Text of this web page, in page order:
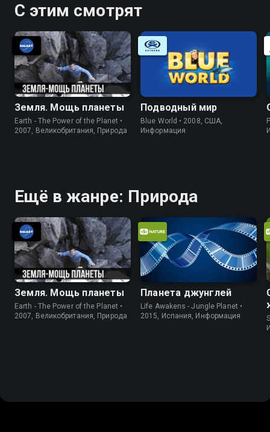
С этим смотрят
Земля. Мощь планеты
Earth - The Power of the Planet •
2007, Великобритания, Природа
Подводный мир
Blue World • 2008, США,
Информация
Ещё в жанре: Природа
Земля. Мощь планеты
Earth - The Power of the Planet •
2007, Великобритания, Природа
Планета джунглей
Life Awakens - Jungle Planet •
2015, Испания, Информация